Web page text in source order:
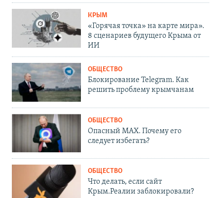
КРЫМ
«Горячая точка» на карте мира».
8 сценариев будущего Крыма от
ИИ
ОБЩЕСТВО
Блокирование Telegram. Как
решить проблему крымчанам
ОБЩЕСТВО
Опасный MAX. Почему его
следует избегать?
ОБЩЕСТВО
Что делать, если сайт
Крым.Реалии заблокировали?